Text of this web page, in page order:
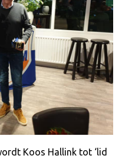
Koos Hallink tot ‘lid